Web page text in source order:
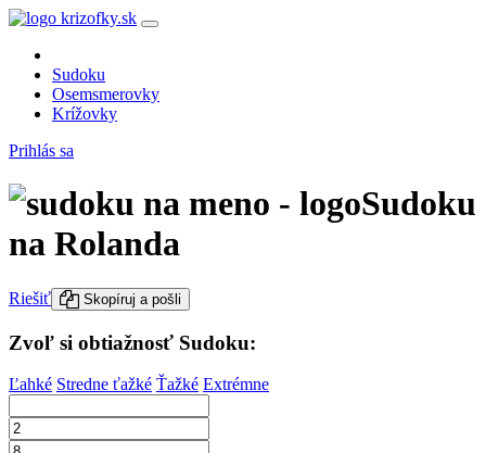
Sudoku
Osemsmerovky
Krížovky
Prihlás sa
Sudoku
na Rolanda
Riešiť Skopíruj a pošli
Zvoľ si obtiažnosť Sudoku:
Ľahké Stredne ťažké Ťažké Extrémne